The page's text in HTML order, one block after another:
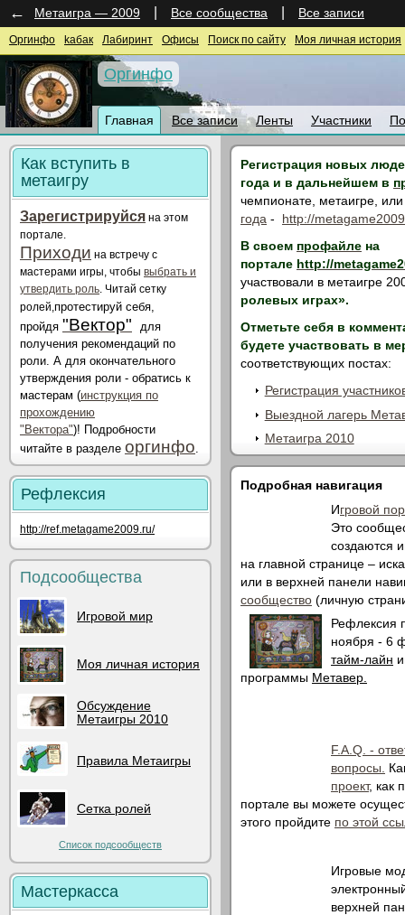
← Метаигра — 2009 Все сообщества Все записи
Оргинфо kaбак Лабиринт Офисы Поиск по сайту Моя личная история
Оргинфо
Главная Все записи Ленты Участники
Как вступить в
метаигру
Зарегистрируйся на этом
портале.
Приходи на встречу с
мастерами игры, чтобы выбрать и
утвердить роль. Читай сетку
ролей,протестируй себя,
пройдя "Вектор"
для
получения рекомендаций по
роли. А для окончательного
утверждения роли - обратись к
мастерам (инструкция по
прохождению
"Вектора")! Подробности
читайте в разделе оргинфо.
Рефлексия
http://ref.metagame2009.ru/
Подсообщества
Игровой мир
Моя личная история
Обсуждение
Метаигры 2010
Правила Метаигры
Сетка ролей
Список подсообществ
Мастеркасса
Регистрация новых
года и в дальнейшем в
чемпионате, метаигре,
года - http://
В своем профайле на
портале http://
участвовали в метаигре
ролевых играх».
Отметьте себя в
будете участвовать в
соответствующих постах:
Регистрация
Выездной лагерь
Метаигра 2010
Подробная навигация
Игровой
Это
создаются
на главной странице –
или в верхней панели
сообщество (личную
Рефлексия
ноября - 6
тайм-лайн
программы Метавер.
F.A.Q. -
вопросы.
проект, как
портале вы можете
этого пройдите по этой
Игровые
верхней